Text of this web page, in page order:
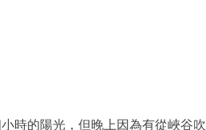
時的陽光，但晚上因為有從峽谷吹